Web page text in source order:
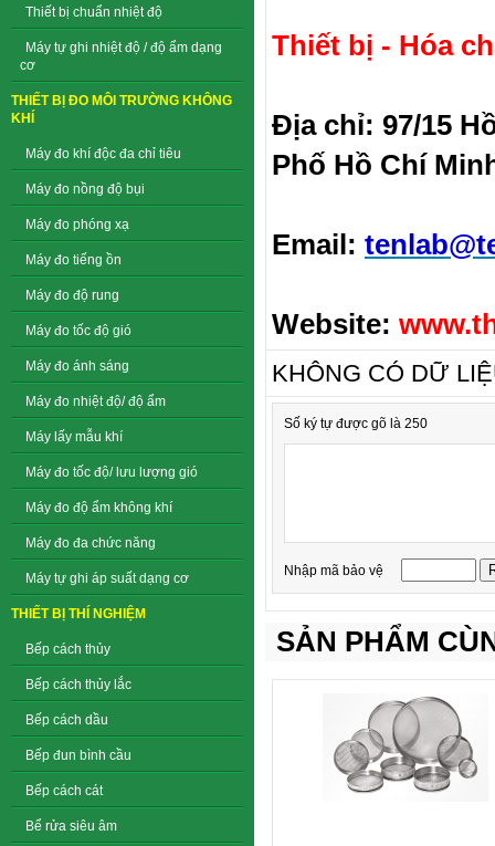
Thiết bị chuẩn nhiệt độ
Máy tự ghi nhiệt độ / độ ẩm dạng
cơ
THIẾT BỊ ĐO MÔI TRƯỜNG KHÔNG
KHÍ
Máy đo khí độc đa chỉ tiêu
Máy đo nồng độ bụi
Máy đo phóng xạ
Máy đo tiếng ồn
Máy đo độ rung
Máy đo tốc độ gió
Máy đo ánh sáng
Máy đo nhiệt độ/ độ ẩm
Máy lấy mẫu khí
Máy đo tốc độ/ lưu lượng gió
Máy đo độ ẩm không khí
Máy đo đa chức năng
Máy tự ghi áp suất dạng cơ
THIẾT BỊ THÍ NGHIỆM
Bếp cách thủy
Bếp cách thủy lắc
Bếp cách dầu
Bếp đun bình cầu
Bếp cách cát
Bể rửa siêu âm
Thiết bị - Hóa
Địa chỉ: 97/15
Phố Hồ Chí
Email:
Website:
KHÔNG CÓ DỮ
Số ký tự được gõ là 250
Nhập mã bảo vệ
SẢN PHẨM